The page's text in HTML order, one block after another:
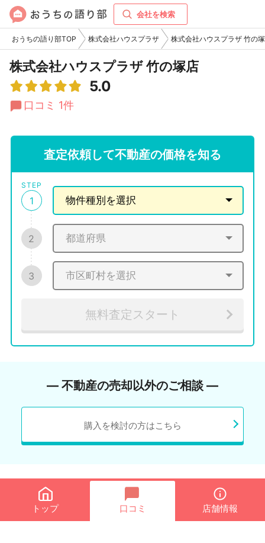
会社を検索
おうちの語り部TOP 株式会社ハウスプラザ 株式会社ハウスプラザ 竹の
株式会社ハウスプラザ 竹の塚店
5.0
口コミ 1件
査定依頼して不動産の価格を知る
STEP
1
2
3
無料査定スタート
― 不動産の売却以外のご相談 ―
購入を検討の方はこちら
トップ 口コミ 店舗情報